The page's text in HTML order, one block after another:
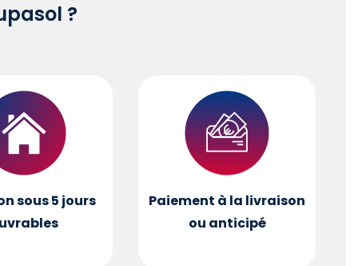
?
sous 5 jours
Paiement à la livraison
ou anticipé